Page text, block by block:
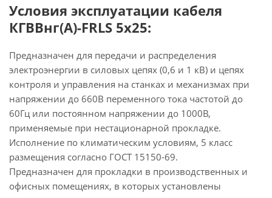
Условия эксплуатации кабеля
КГВВнг(А)-FRLS 5х25:
Предназначен для передачи и распределения
электроэнергии в силовых цепях (0,6 и 1 кВ) и цепях
контроля и управления на станках и механизмах при
напряжении до 660В переменного тока частотой до
60Гц или постоянном напряжении до 1000В,
применяемые при нестационарной прокладке.
Исполнение по климатическим условиям, 5 класс
размещения согласно ГОСТ 15150-69.
Предназначен для прокладки в производственных и
офисных помещениях, в которых установлены